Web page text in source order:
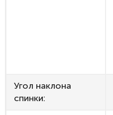
Угол наклона
спинки: